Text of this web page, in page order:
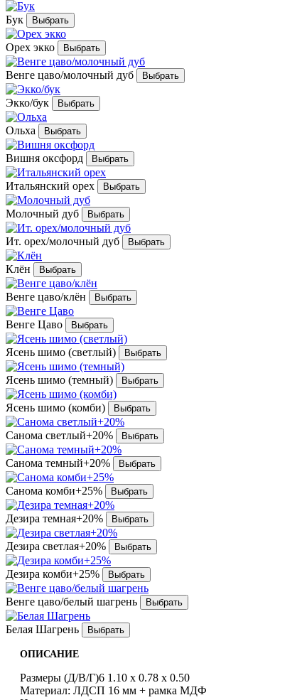
Бук
Орех экко
Венге цаво/молочный дуб
Экко/бук
Ольха
Вишня оксфорд
Итальянский орех
Молочный дуб
Ит. орех/молочный дуб
Клён
Венге цаво/клён
Венге Цаво
Ясень шимо (светлый)
Ясень шимо (темный)
Ясень шимо (комби)
Санома светлый+20%
Санома темный+20%
Санома комби+25%
Дезира темная+20%
Дезира светлая+20%
Дезира комби+25%
Венге цаво/белый шагрень
Белая Шагрень
ОПИСАНИЕ
Размеры (Д/В/Г)6 1.10 x 0.78 x 0.50
Материал: ЛДСП 16 мм + рамка МДФ